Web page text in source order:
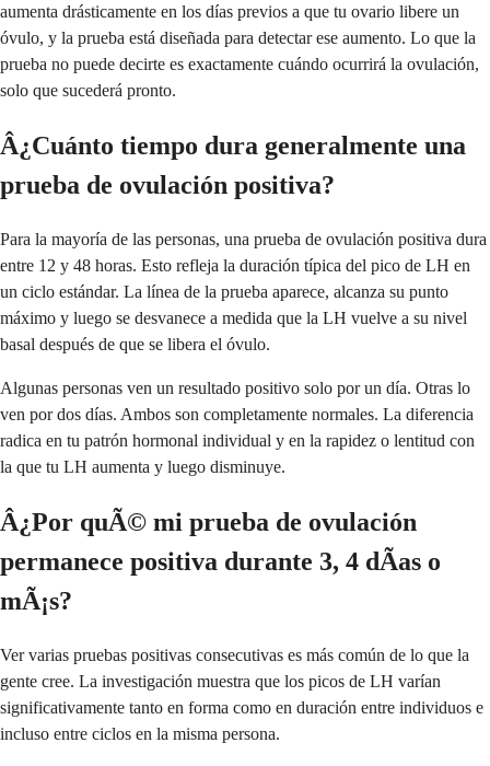
aumenta drásticamente en los días previos a que tu ovario libere un
óvulo, y la prueba está diseñada para detectar ese aumento. Lo que la
prueba no puede decirte es exactamente cuándo ocurrirá la ovulación,
solo que sucederá pronto.
Â¿Cuánto tiempo dura generalmente una
prueba de ovulación positiva?
Para la mayoría de las personas, una prueba de ovulación positiva dura
entre 12 y 48 horas. Esto refleja la duración típica del pico de LH en
un ciclo estándar. La línea de la prueba aparece, alcanza su punto
máximo y luego se desvanece a medida que la LH vuelve a su nivel
basal después de que se libera el óvulo.
Algunas personas ven un resultado positivo solo por un día. Otras lo
ven por dos días. Ambos son completamente normales. La diferencia
radica en tu patrón hormonal individual y en la rapidez o lentitud con
la que tu LH aumenta y luego disminuye.
Â¿Por quÃ© mi prueba de ovulación
permanece positiva durante 3, 4 dÃ­as o
mÃ¡s?
Ver varias pruebas positivas consecutivas es más común de lo que la
gente cree. La investigación muestra que los picos de LH varían
significativamente tanto en forma como en duración entre individuos e
incluso entre ciclos en la misma persona.